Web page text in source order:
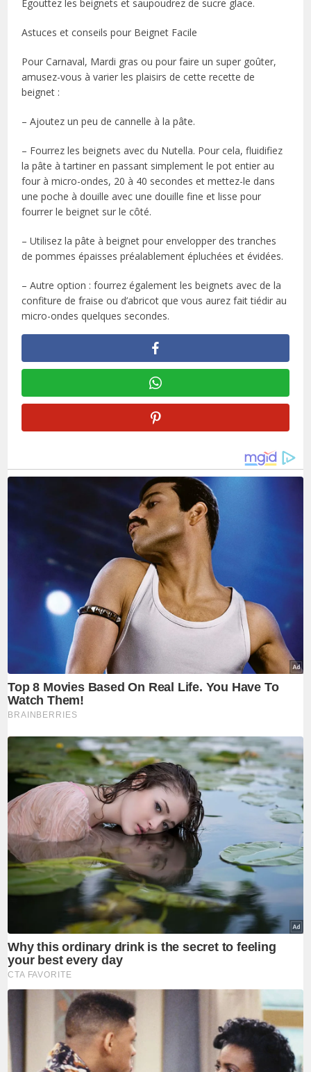
Égouttez les beignets et saupoudrez de sucre glace.
Astuces et conseils pour Beignet Facile
Pour Carnaval, Mardi gras ou pour faire un super goûter,
amusez-vous à varier les plaisirs de cette recette de
beignet :
– Ajoutez un peu de cannelle à la pâte.
– Fourrez les beignets avec du Nutella. Pour cela, fluidifiez
la pâte à tartiner en passant simplement le pot entier au
four à micro-ondes, 20 à 40 secondes et mettez-le dans
une poche à douille avec une douille fine et lisse pour
fourrer le beignet sur le côté.
– Utilisez la pâte à beignet pour envelopper des tranches
de pommes épaisses préalablement épluchées et évidées.
– Autre option : fourrez également les beignets avec de la
confiture de fraise ou d’abricot que vous aurez fait tiédir au
micro-ondes quelques secondes.